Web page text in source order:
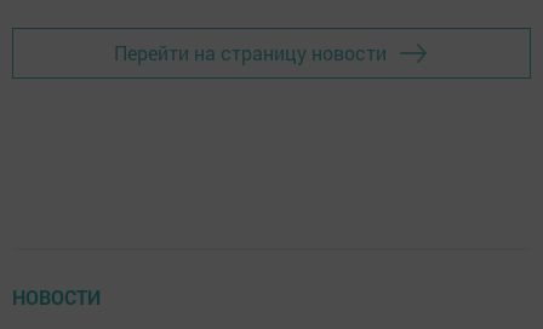
Перейти на страницу новости
НОВОСТИ